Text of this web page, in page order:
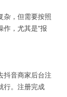
杂，但需要按照
作，尤其是“报
抖音商家后台注
行。注册完成